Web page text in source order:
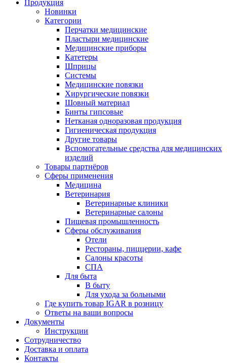
Продукция
Новинки
Категории
Перчатки медицинские
Пластыри медицинские
Медицинские приборы
Катетеры
Шприцы
Системы
Медицинские повязки
Хирургические повязки
Шовный материал
Бинты гипсовые
Нетканая одноразовая продукция
Гигиеническая продукция
Другие товары
Вспомогательные средства для медицинских
изделий
Товары партнёров
Сферы применения
Медицина
Ветеринария
Ветеринарные клиники
Ветеринарные салоны
Пищевая промышленность
Сферы обслуживания
Отели
Рестораны, пиццерии, кафе
Салоны красоты
СПА
Для быта
В быту
Для ухода за больными
Где купить товар IGAR в розницу
Ответы на ваши вопросы
Документы
Инструкции
Сотрудничество
Доставка и оплата
Контакты